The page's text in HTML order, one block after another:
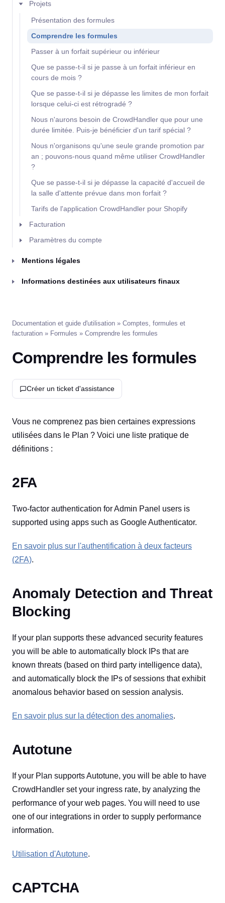
Projets
Présentation des formules
Comprendre les formules
Passer à un forfait supérieur ou inférieur
Que se passe-t-il si je passe à un forfait inférieur en
cours de mois ?
Que se passe-t-il si je dépasse les limites de mon forfait
lorsque celui-ci est rétrogradé ?
Nous n'aurons besoin de CrowdHandler que pour une
durée limitée. Puis-je bénéficier d'un tarif spécial ?
Nous n'organisons qu'une seule grande promotion par
an ; pouvons-nous quand même utiliser CrowdHandler
?
Que se passe-t-il si je dépasse la capacité d'accueil de
la salle d'attente prévue dans mon forfait ?
Tarifs de l'application CrowdHandler pour Shopify
Facturation
Paramètres du compte
Mentions légales
Informations destinées aux utilisateurs finaux
Documentation et guide d'utilisation » Comptes, formules et
facturation » Formules » Comprendre les formules
Comprendre les formules
Créer un ticket d'assistance
Vous ne comprenez pas bien certaines expressions
utilisées dans le Plan ? Voici une liste pratique de
définitions :
2FA
Two-factor authentication for Admin Panel users is
supported using apps such as Google Authenticator.
En savoir plus sur l'authentification à deux facteurs
(2FA).
Anomaly Detection and Threat
Blocking
If your plan supports these advanced security features
you will be able to automatically block IPs that are
known threats (based on third party intelligence data),
and automatically block the IPs of sessions that exhibit
anomalous behavior based on session analysis.
En savoir plus sur la détection des anomalies.
Autotune
If your Plan supports Autotune, you will be able to have
CrowdHandler set your ingress rate, by analyzing the
performance of your web pages. You will need to use
one of our integrations in order to supply performance
information.
Utilisation d'Autotune.
CAPTCHA